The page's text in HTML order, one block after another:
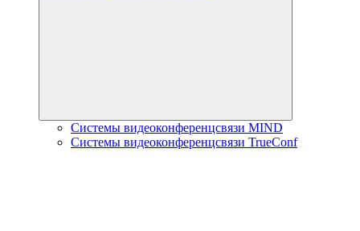
Системы видеоконференцсвязи MIND
Системы видеоконференцсвязи TrueConf